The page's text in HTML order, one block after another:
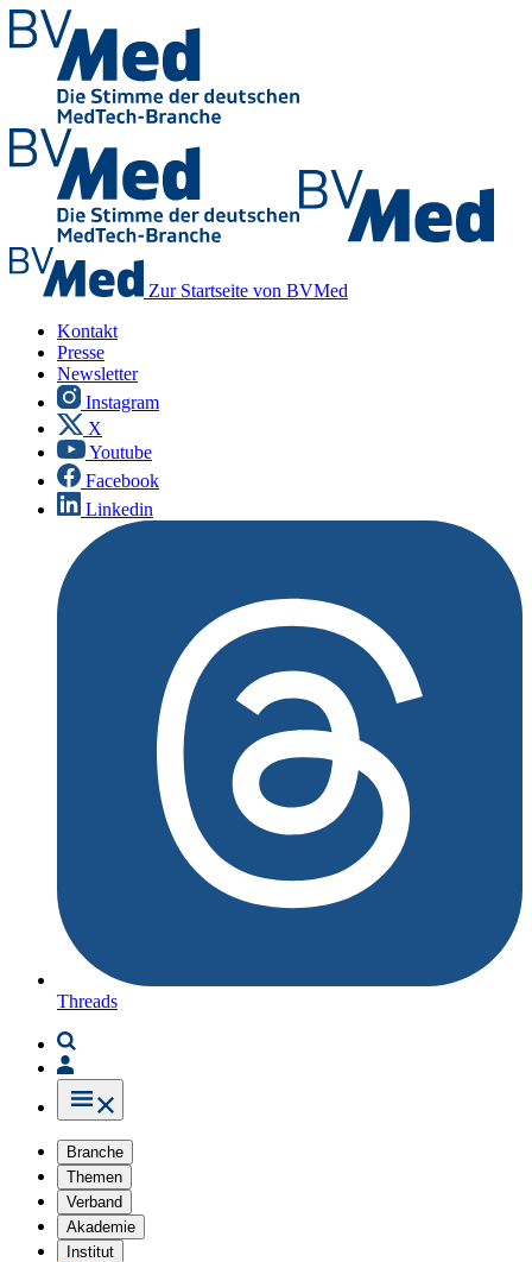
Zur Startseite von BVMed
Kontakt
Presse
Newsletter
Instagram
X
Youtube
Facebook
Linkedin
Threads
Branche
Themen
Verband
Akademie
Institut